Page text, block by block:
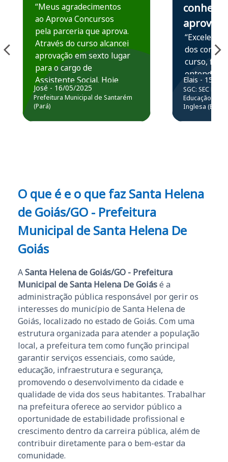
“Meus agradecimentos
ao Aprova Concursos
pela parceria que aprova.
Através do curso alcancei
aprovação em sexto lugar
para o cargo de
Assistente Social. Hoje
estou atuando na
Prefeitura de Santarém.
José - 16/05/2025
Prefeitura Municipal de Santarém
(Pará)
conhece,
aprova
“Excelente
dos
curso,
entender e
prática
resolução
questões.”
Elais - 15/07/
SGC: SEC BA
Educação
Inglesa (Edital
O que é e o que faz Santa Helena
de Goiás/GO - Prefeitura
Municipal de Santa Helena De
Goiás
ASanta Helena de Goiás/GO - Prefeitura
Municipal de Santa Helena De Goiásé a
administração pública responsável por gerir os
interesses do município de Santa Helena de
Goiás, localizado no estado de Goiás. Com uma
estrutura organizada para atender a população
local, a prefeitura tem como função principal
garantir serviços essenciais, como saúde,
educação, infraestrutura e segurança,
promovendo o desenvolvimento da cidade e
qualidade de vida dos seus habitantes. Trabalhar
na prefeitura oferece ao servidor público a
oportunidade de estabilidade profissional e
crescimento dentro da carreira pública, além de
contribuir diretamente para o bem-estar da
comunidade.